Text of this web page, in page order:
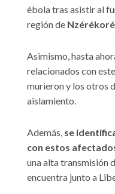
ébola tras asistir al
región de Nzérékoré
Asimismo, hasta
relacionados con
murieron y los otros
aislamiento.
Además, se
con estos
una alta transmisión
encuentra junto a